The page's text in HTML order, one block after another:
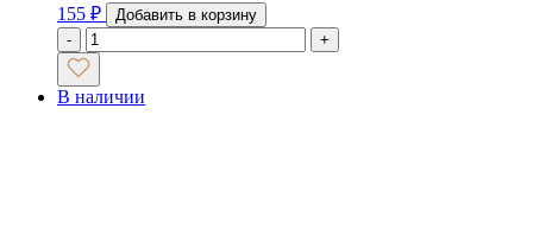
155 ₽
Добавить в корзину
-
+
В наличии